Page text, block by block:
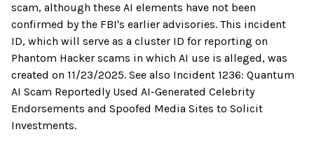
scam, although these AI elements have not been
confirmed by the FBI's earlier advisories. This incident
ID, which will serve as a cluster ID for reporting on
Phantom Hacker scams in which AI use is alleged, was
created on 11/23/2025. See also Incident 1236: Quantum
AI Scam Reportedly Used AI-Generated Celebrity
Endorsements and Spoofed Media Sites to Solicit
Investments.